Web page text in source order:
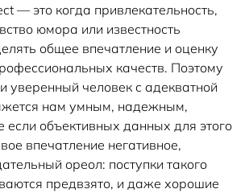
— это когда привлекательность,
юмора или известность
общее впечатление и оценку
качеств. Поэтому
уверенный человек с адекватной
нам умным, надежным,
объективных данных для этого
впечатление негативное,
ореол: поступки такого
предвзято, и даже хорошие